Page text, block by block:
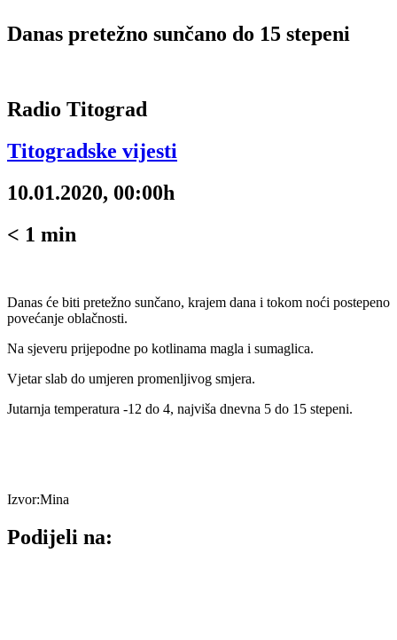
Danas pretežno sunčano do 15 stepeni
Radio Titograd
Titogradske vijesti
10.01.2020, 00:00h
< 1 min
Danas će biti pretežno sunčano, krajem dana i tokom noći postepeno
povećanje oblačnosti.
Na sjeveru prijepodne po kotlinama magla i sumaglica.
Vjetar slab do umjeren promenljivog smjera.
Jutarnja temperatura -12 do 4, najviša dnevna 5 do 15 stepeni.
Izvor:Mina
Podijeli na: